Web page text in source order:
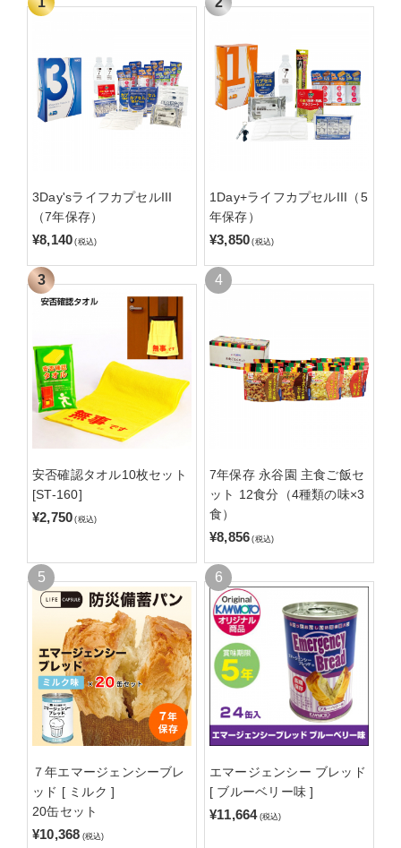
3Day'sライフカプセルIII
（7年保存）
¥8,140 (税込)
1Day+ライフカプセルIII（5
年保存）
¥3,850 (税込)
安否確認タオル10枚セット
[ST-160]
¥2,750 (税込)
7年保存 永谷園 主食ご飯セ
ット 12食分（4種類の味×3
食）
¥8,856 (税込)
７年エマージェンシーブレ
ッド [ ミルク ]
20缶セット
¥10,368 (税込)
エマージェンシー ブレッド
[ ブルーベリー味 ]
¥11,664 (税込)